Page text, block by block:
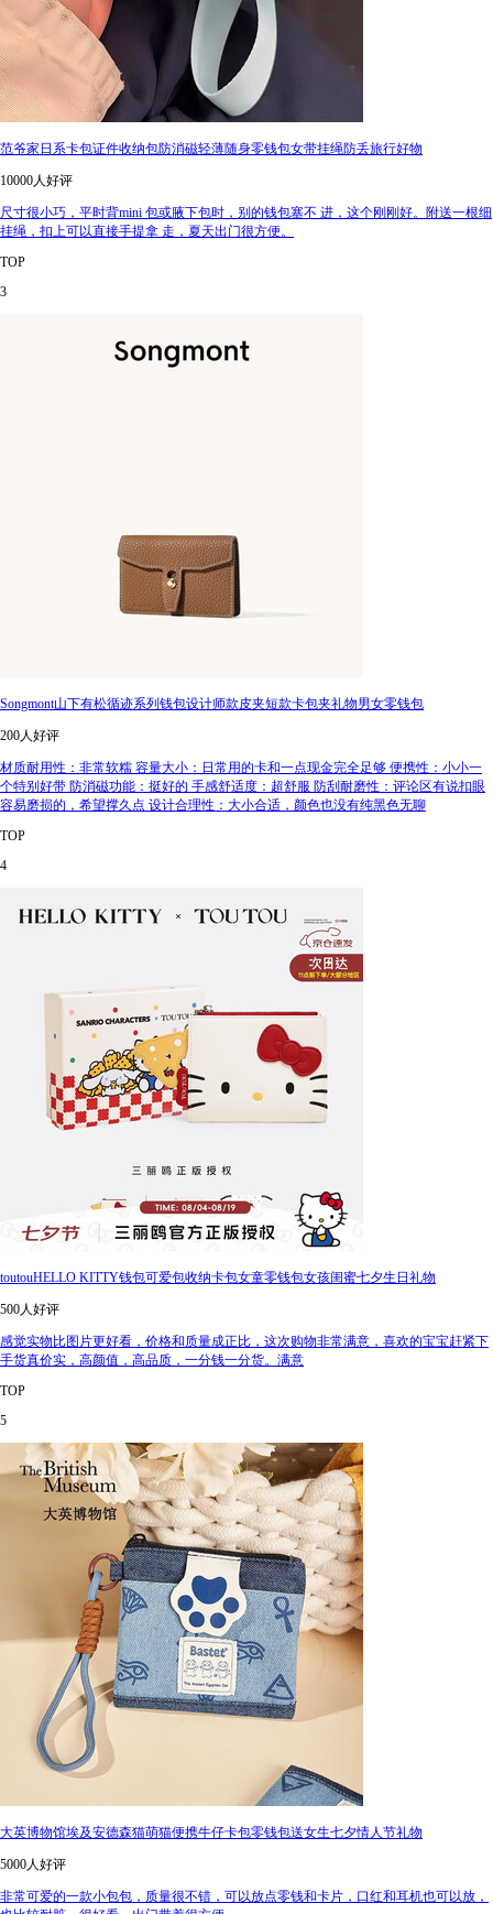
范爷家日系卡包证件收纳包防消磁轻薄随身零钱包女带挂绳防丢旅行好物
10000人好评
尺寸很小巧，平时背mini 包或腋下包时，别的钱包塞不 进，这个刚刚好。附送一根细
挂绳，扣上可以直接手提拿 走，夏天出门很方便。
TOP
3
Songmont山下有松循迹系列钱包设计师款皮夹短款卡包夹礼物男女零钱包
200人好评
材质耐用性：非常软糯 容量大小：日常用的卡和一点现金完全足够 便携性：小小一
个特别好带 防消磁功能：挺好的 手感舒适度：超舒服 防刮耐磨性：评论区有说扣眼
容易磨损的，希望撑久点 设计合理性：大小合适，颜色也没有纯黑色无聊
TOP
4
toutouHELLO KITTY钱包可爱包收纳卡包女童零钱包女孩闺蜜七夕生日礼物
500人好评
感觉实物比图片更好看，价格和质量成正比，这次购物非常满意，喜欢的宝宝赶紧下
手货真价实，高颜值，高品质，一分钱一分货。满意
TOP
5
大英博物馆埃及安德森猫萌猫便携牛仔卡包零钱包送女生七夕情人节礼物
5000人好评
非常可爱的一款小包包，质量很不错，可以放点零钱和卡片，口红和耳机也可以放，